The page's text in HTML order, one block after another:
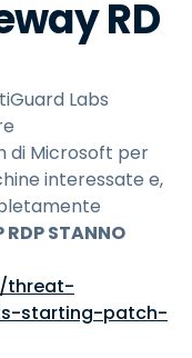
RD
Labs
di Microsoft per
interessate e,
RDP STANNO
threat-
starting-patch-